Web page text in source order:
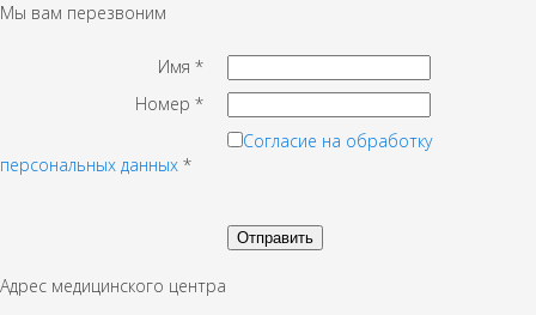
Мы вам перезвоним
Имя*
Номер*
Согласие на обработку
персональных данных *
Адрес медицинского центра